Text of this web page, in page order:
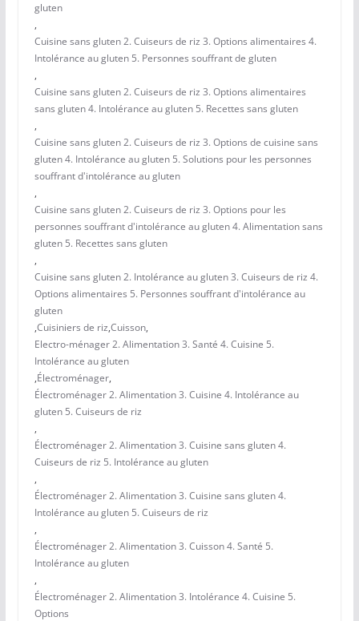
gluten
,
Cuisine sans gluten 2. Cuiseurs de riz 3. Options alimentaires 4.
Intolérance au gluten 5. Personnes souffrant de gluten
,
Cuisine sans gluten 2. Cuiseurs de riz 3. Options alimentaires
sans gluten 4. Intolérance au gluten 5. Recettes sans gluten
,
Cuisine sans gluten 2. Cuiseurs de riz 3. Options de cuisine sans
gluten 4. Intolérance au gluten 5. Solutions pour les personnes
souffrant d'intolérance au gluten
,
Cuisine sans gluten 2. Cuiseurs de riz 3. Options pour les
personnes souffrant d'intolérance au gluten 4. Alimentation sans
gluten 5. Recettes sans gluten
,
Cuisine sans gluten 2. Intolérance au gluten 3. Cuiseurs de riz 4.
Options alimentaires 5. Personnes souffrant d'intolérance au
gluten
,Cuisiniers de riz,Cuisson,
Electro-ménager 2. Alimentation 3. Santé 4. Cuisine 5.
Intolérance au gluten
,Électroménager,
Électroménager 2. Alimentation 3. Cuisine 4. Intolérance au
gluten 5. Cuiseurs de riz
,
Électroménager 2. Alimentation 3. Cuisine sans gluten 4.
Cuiseurs de riz 5. Intolérance au gluten
,
Électroménager 2. Alimentation 3. Cuisine sans gluten 4.
Intolérance au gluten 5. Cuiseurs de riz
,
Électroménager 2. Alimentation 3. Cuisson 4. Santé 5.
Intolérance au gluten
,
Électroménager 2. Alimentation 3. Intolérance 4. Cuisine 5.
Options